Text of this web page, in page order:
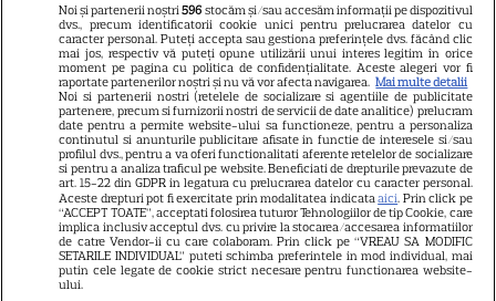
Vine un august negru?
Previziunile astrologilor care
au stârnit reacții și legătura cu
marile evenimente din trecut
34
ȘTIRI
Mirabela Grădinaru, detalii din
declarația de avere. Ce venit a
avut partenera lui Nicușor Dan
Noi și partenerii noștri596 stocăm și/sau accesăm informații pe dispozitivul
dvs., precum identificatorii cookie unici pentru prelucrarea datelor cu
caracter personal. Puteți accepta sau gestiona preferințele dvs. făcând clic
mai jos, respectiv vă puteți opune utilizării unui interes legitim în orice
moment pe pagina cu politica de confidențialitate. Aceste alegeri vor fi
raportate partenerilor noștri și nu vă vor afecta navigarea. Mai multe detalii
Noi si partenerii nostri (retelele de socializare si agentiile de publicitate
partenere, precum si furnizorii nostri de servicii de date analitice) prelucram
date pentru a permite website-ului sa functioneze, pentru a personaliza
continutul si anunturile publicitare afisate in functie de interesele si/sau
profilul dvs., pentru a va oferi functionalitati aferente retelelor de socializare
si pentru a analiza traficul pe website. Beneficiati de drepturile prevazute de
art. 15-22 din GDPR in legatura cu prelucrarea datelor cu caracter personal.
Aceste drepturi pot fi exercitate prin modalitatea indicataaici. Prin click pe
“ACCEPT TOATE”, acceptati folosirea tuturor Tehnologiilor de tip Cookie, care
implica inclusiv acceptul dvs. cu privire la stocarea/accesarea informatiilor
de catre Vendor-ii cu care colaboram. Prin click pe “VREAU SA MODIFIC
SETARILE INDIVIDUAL” puteti schimba preferintele in mod individual, mai
putin cele legate de cookie strict necesare pentru functionarea website-
ului.